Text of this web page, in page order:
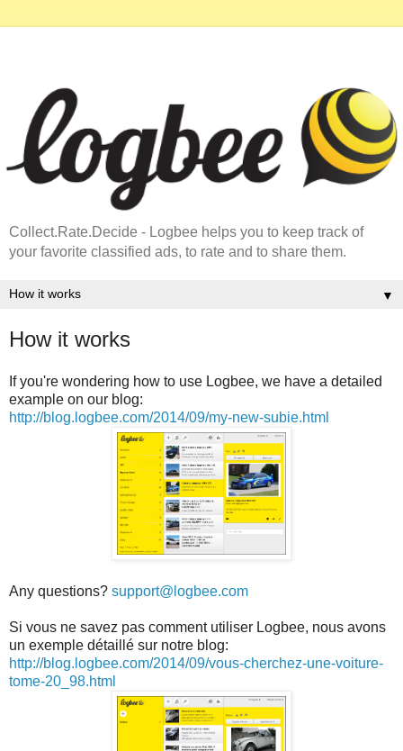
Collect.Rate.Decide - Logbee helps you to keep track of
your favorite classified ads, to rate and to share them.
▼
How it works
If you're wondering how to use Logbee, we have a detailed
example on our blog:
http://blog.logbee.com/2014/09/my-new-subie.html
Any questions? support@logbee.com
Si vous ne savez pas comment utiliser Logbee, nous avons
un exemple détaillé sur notre blog:
http://blog.logbee.com/2014/09/vous-cherchez-une-voiture-
tome-20_98.html